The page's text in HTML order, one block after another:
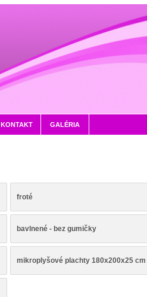
KONTAKT GALÉRIA
froté
bavlnené - bez gumičky
mikroplyšové plachty 180x200x25 cm